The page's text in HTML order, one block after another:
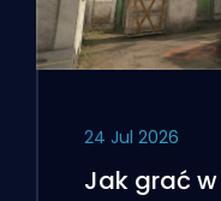
24 Jul 2026
Jak grać